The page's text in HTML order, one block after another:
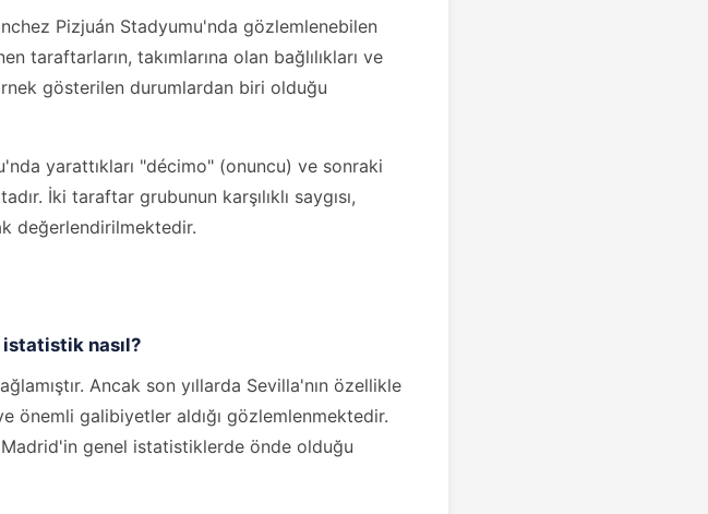
Pizjuán Stadyumu'nda gözlemlenebilen
taraftarların, takımlarına olan bağlılıkları ve
gösterilen durumlardan biri olduğu
yarattıkları "décimo" (onuncu) ve sonraki
İki taraftar grubunun karşılıklı saygısı,
değerlendirilmektedir.
nasıl?
Ancak son yıllarda Sevilla'nın özellikle
önemli galibiyetler aldığı gözlemlenmektedir.
genel istatistiklerde önde olduğu